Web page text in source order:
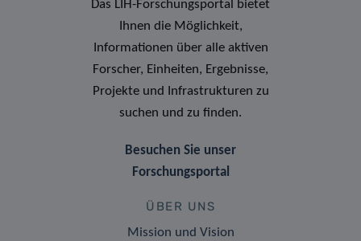
Das LIH-Forschungsportal bietet
Ihnen die Möglichkeit,
Informationen über alle aktiven
Forscher, Einheiten, Ergebnisse,
Projekte und Infrastrukturen zu
suchen und zu finden.
Besuchen Sie unser
Forschungsportal
ÜBER UNS
Mission und Vision